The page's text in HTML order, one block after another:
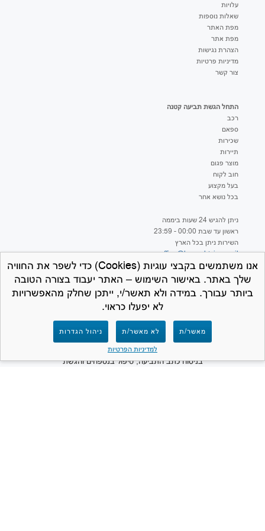
אנו משתמשים בקבצי עוגיות (Cookies) כדי לשפר את החוויה
שלך באתר. באישור השימוש – האתר יעבוד בצורה הטובה
ביותר עבורך. במידה ולא תאשר/י, ייתכן שחלק מהאפשרויות
לא יפעלו כראוי.
מאשר/ת לא מאשר/ת
ניהול הגדרות
למדיניות הפרטיות
עלויות
שאלות נוספות
מפת האתר
מפת אתר
הצהרת נגישות
מדיניות פרטיות
צור קשר
התחל הגשת תביעה קטנה
רכב
ספאם
שכירות
תיירות
מוצר פגום
חוב לקוח
בעל מקצוע
בכל נושא אחר
ניתן להגיש 24 שעות ביממה
ראשון עד שבת 00:00 - 23:59
השירות ניתן בכל הארץ
office@hageshtviaa.co.il
למען הסר ספק – חברת המרכז לתביעות קטנות
אינה נותנת ייעוץ משפטי ואינה מספקת שירותים
משפטיים מכל סוג שהוא. תפקידנו הינו לסייע
בניסוח כתב התביעה, טיפול בנספחים והגשת